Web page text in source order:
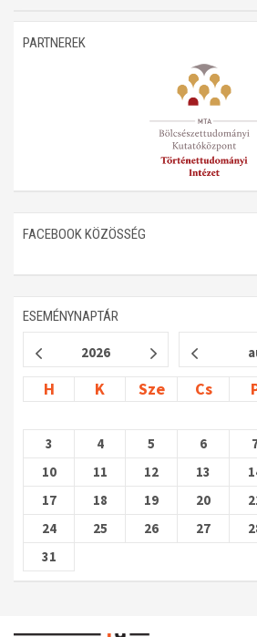
PARTNEREK
FACEBOOK KÖZÖSSÉG
ESEMÉNYNAPTÁR
2026
H K Sze Cs
3
4 5 6
10
11 12 13
17
18 19 20
24
25 26 27
31